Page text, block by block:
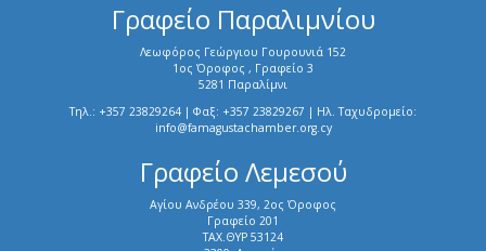
Γραφείο Παραλιμνίου
Λεωφόρος Γεώργιου Γουρουνιά 152
1ος Όροφος , Γραφείο 3
5281 Παραλίμνι
Τηλ.: +357 23829264 | Φαξ: +357 23829267 | Ηλ. Ταχυδρομείο:
info@famagustachamber.org.cy
Γραφείο Λεμεσού
Αγίου Ανδρέου 339, 2ος Όροφος
Γραφείο 201
ΤΑΧ.ΘΥΡ 53124